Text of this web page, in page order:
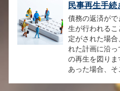
民事再生手続
債務の返済が
生が行われる
定がされた場
れた計画に沿
の再生を図り
あった場合、